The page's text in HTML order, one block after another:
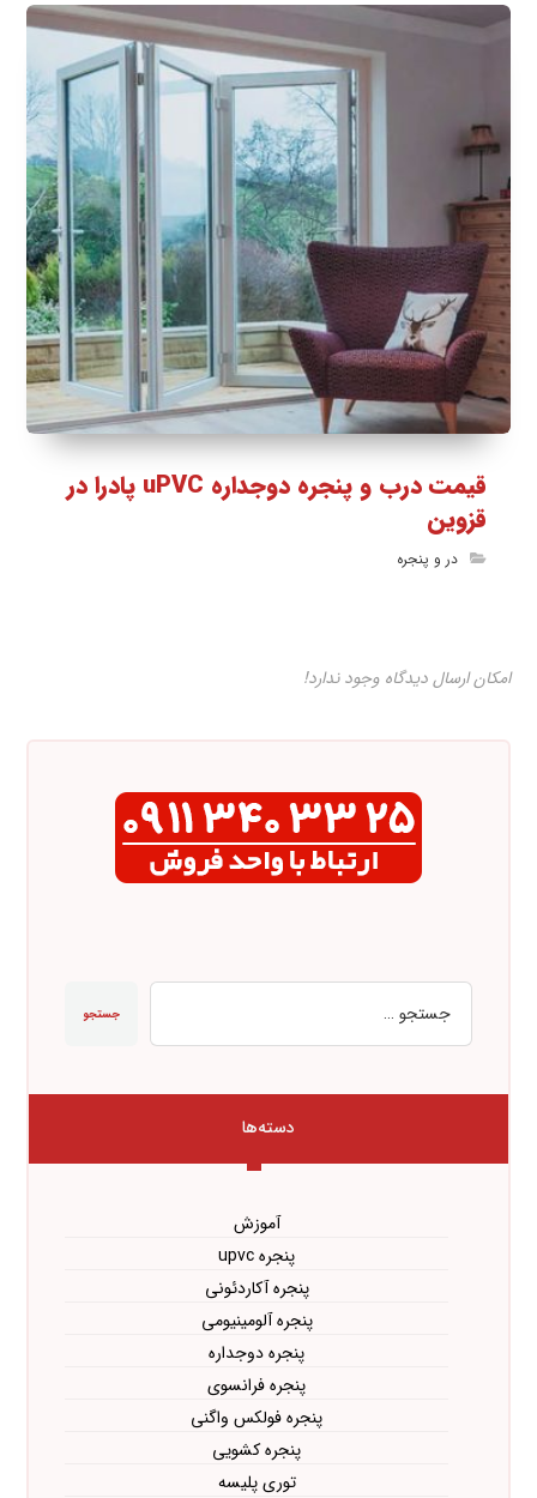
قیمت درب و پنجره دوجداره uPVC پادرا در
قزوین
در و پنجره
امکان ارسال دیدگاه وجود ندارد!
جستجو
دسته‌ها
آموزش
پنجره upvc
پنجره آکاردئونی
پنجره آلومینیومی
پنجره دوجداره
پنجره فرانسوی
پنجره فولکس واگنی
پنجره کشویی
توری پلیسه